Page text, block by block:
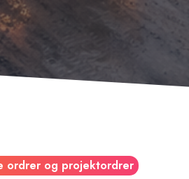
ordrer og projektordrer